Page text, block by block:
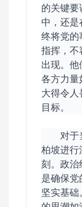
的关键
中，还
终将党的
指挥，不
出现。
各方力量
大得令
目标。
对于
柏坡进行
刻。政治
是确保
坚实基